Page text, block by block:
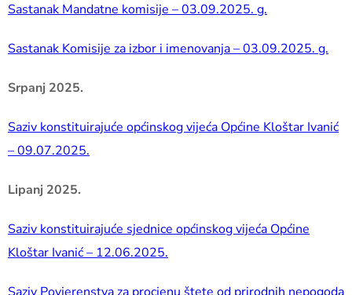
Sastanak Mandatne komisije – 03.09.2025. g.
Sastanak Komisije za izbor i imenovanja – 03.09.2025. g.
Srpanj 2025.
Saziv konstituirajuće općinskog vijeća Općine Kloštar Ivanić
– 09.07.2025.
Lipanj 2025.
Saziv konstituirajuće sjednice općinskog vijeća Općine
Kloštar Ivanić – 12.06.2025.